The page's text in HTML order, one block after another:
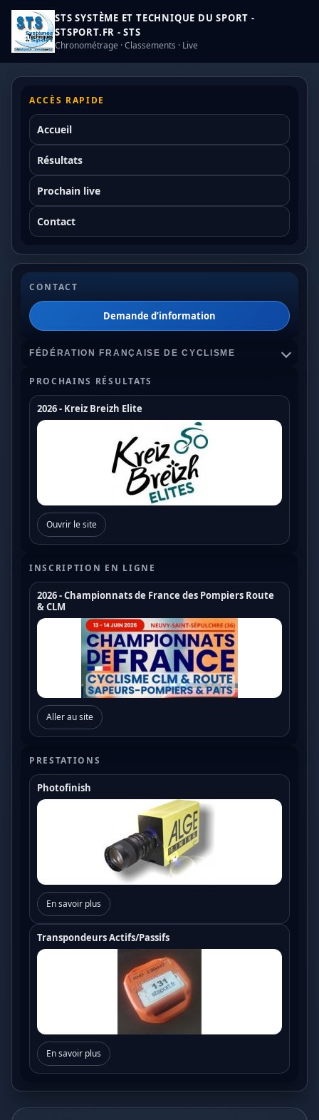
STS SYSTÈME ET TECHNIQUE DU SPORT -
STSPORT.FR - STS
Chronométrage · Classements · Live
ACCÈS RAPIDE
Accueil
Résultats
Prochain live
Contact
CONTACT
Demande d’information
FÉDÉRATION FRANÇAISE DE CYCLISME
Championnats de France
Coupe de France Cyclo Cross
Coupe de France N1
Coupe de France N2
Coupe de France N3
Coupe de France U17
Coupe de France U19
Trophée de France
PROCHAINS RÉSULTATS
2026 - Kreiz Breizh Elite
Ouvrir le site
INSCRIPTION EN LIGNE
2026 - Championnats de France des Pompiers Route
& CLM
Aller au site
PRESTATIONS
Photofinish
En savoir plus
Transpondeurs Actifs/Passifs
En savoir plus